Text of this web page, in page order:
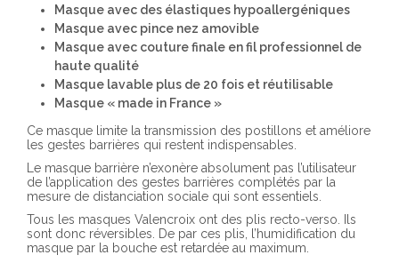
Masque avec des élastiques hypoallergéniques
Masque avec pince nez amovible
Masque avec couture finale en fil professionnel de
haute qualité
Masque lavable plus de 20 fois et réutilisable
Masque « made in France »
Ce masque limite la transmission des postillons et améliore
les gestes barrières qui restent indispensables.
Le masque barrière n’exonère absolument pas l’utilisateur
de l’application des gestes barrières complétés par la
mesure de distanciation sociale qui sont essentiels.
Tous les masques Valencroix ont des plis recto-verso. Ils
sont donc réversibles. De par ces plis, l’humidification du
masque par la bouche est retardée au maximum.